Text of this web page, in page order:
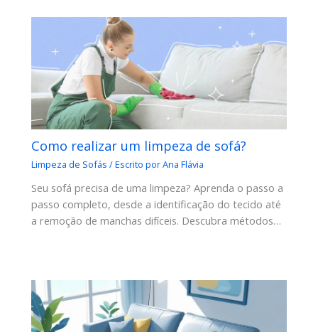
Como realizar um limpeza de sofá?
Limpeza de Sofás / Escrito porAna Flávia
Seu sofá precisa de uma limpeza? Aprenda o passo a
passo completo, desde a identificação do tecido até
a remoção de manchas difíceis. Descubra métodos…